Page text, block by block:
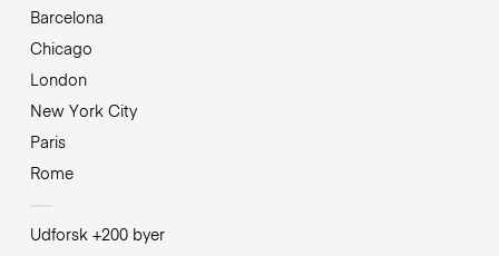
Barcelona
Chicago
London
New York City
Paris
Rome
Udforsk +200 byer